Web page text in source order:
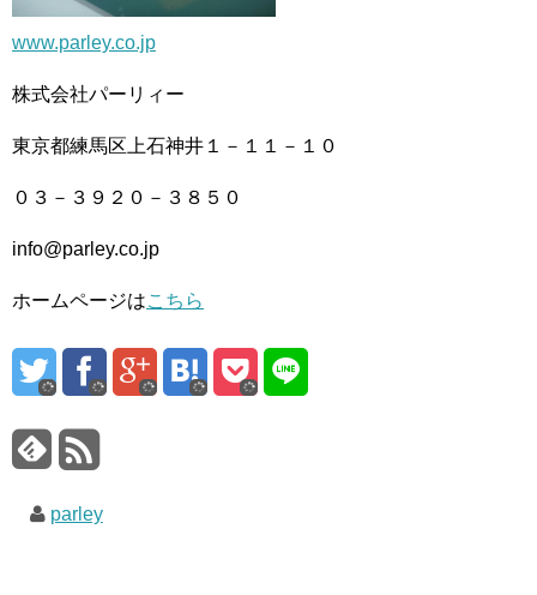
www.parley.co.jp
株式会社パーリィー
東京都練馬区上石神井１－１１－１０
０３－３９２０－３８５０
info@parley.co.jp
ホームページはこちら
parley